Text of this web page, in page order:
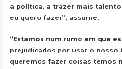
a política, a trazer mais talento
eu quero fazer”, assume.
“Estamos num rumo em que
prejudicados por usar o nosso
queremos fazer coisas temos